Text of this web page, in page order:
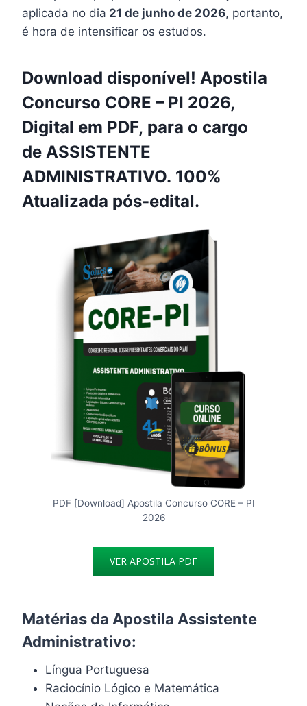
aplicada no dia 21 de junho de 2026, portanto,
é hora de intensificar os estudos.
Download disponível! Apostila
Concurso CORE – PI 2026,
Digital em PDF, para o cargo
de ASSISTENTE
ADMINISTRATIVO. 100%
Atualizada pós-edital.
PDF [Download] Apostila Concurso CORE – PI
2026
VER APOSTILA PDF
Matérias da Apostila Assistente
Administrativo:
Língua Portuguesa
Raciocínio Lógico e Matemática